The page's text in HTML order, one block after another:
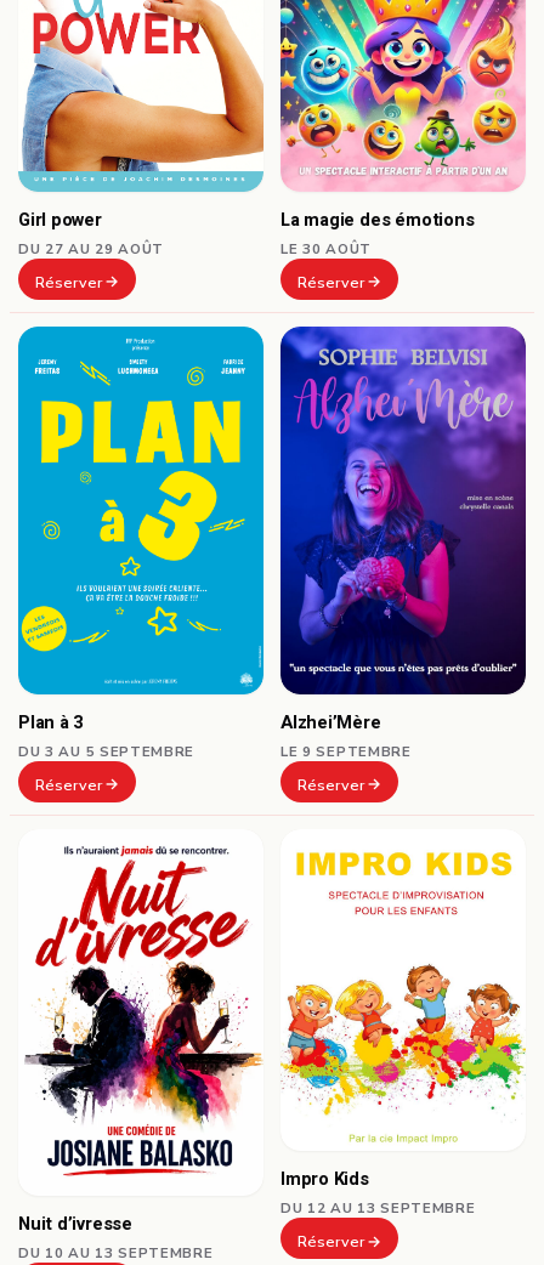
Girl power
DU 27 AU 29 AOÛT
Réserver
La magie des émotions
LE 30 AOÛT
Réserver
Plan à 3
DU 3 AU 5 SEPTEMBRE
Réserver
Alzhei’Mère
LE 9 SEPTEMBRE
Réserver
Nuit d’ivresse
DU 10 AU 13 SEPTEMBRE
Impro Kids
DU 12 AU 13 SEPTEMBRE
Réserver